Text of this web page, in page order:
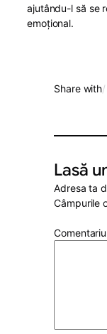
ajutându-l să se
emoțional.
Share with/
Lasă
Adresa ta
Câmpurile
Comentariu